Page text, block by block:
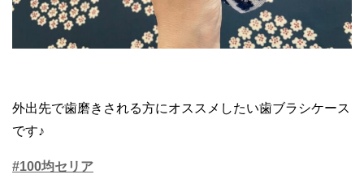
外出先で歯磨きされる方にオススメしたい歯ブラシケース
です♪
#100均セリア